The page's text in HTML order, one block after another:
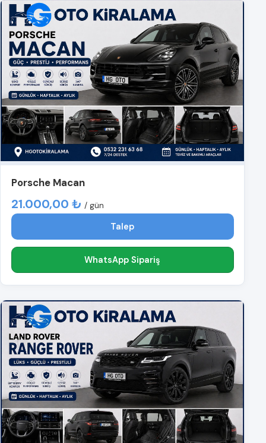
Porsche Macan
21.000,00 ₺ / gün
Talep
WhatsApp Sipariş